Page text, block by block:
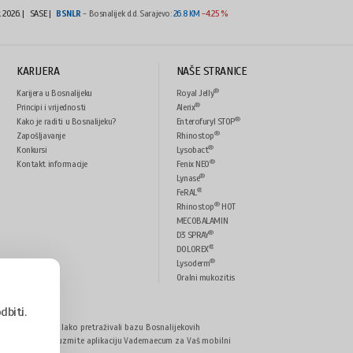
| SASE | BSNLR- Bosnalijek d.d. Sarajevo:26.8 KM -4.25 %
KARIJERA
Karijera u Bosnalijeku
Principi i vrijednosti
Kako je raditi u Bosnalijeku?
Zapošljavanje
Konkursi
Kontakt informacije
NAŠE STRANICE
Royal Jelly®
Alerix®
Enterofuryl STOP®
Rhinostop®
Lysobact®
Fenix NEO®
Lynase®
FeRAL®
Rhinostop®HOT
MECOBALAMIN
D3 SPRAY®
DOLOREX®
Lysoderm®
Oralni mukozitis
Da biste brzo i lako pretraživali bazu Bosnalijekovih
proizvoda, preuzmite aplikaciju Vademaecum za Vaš mobilni